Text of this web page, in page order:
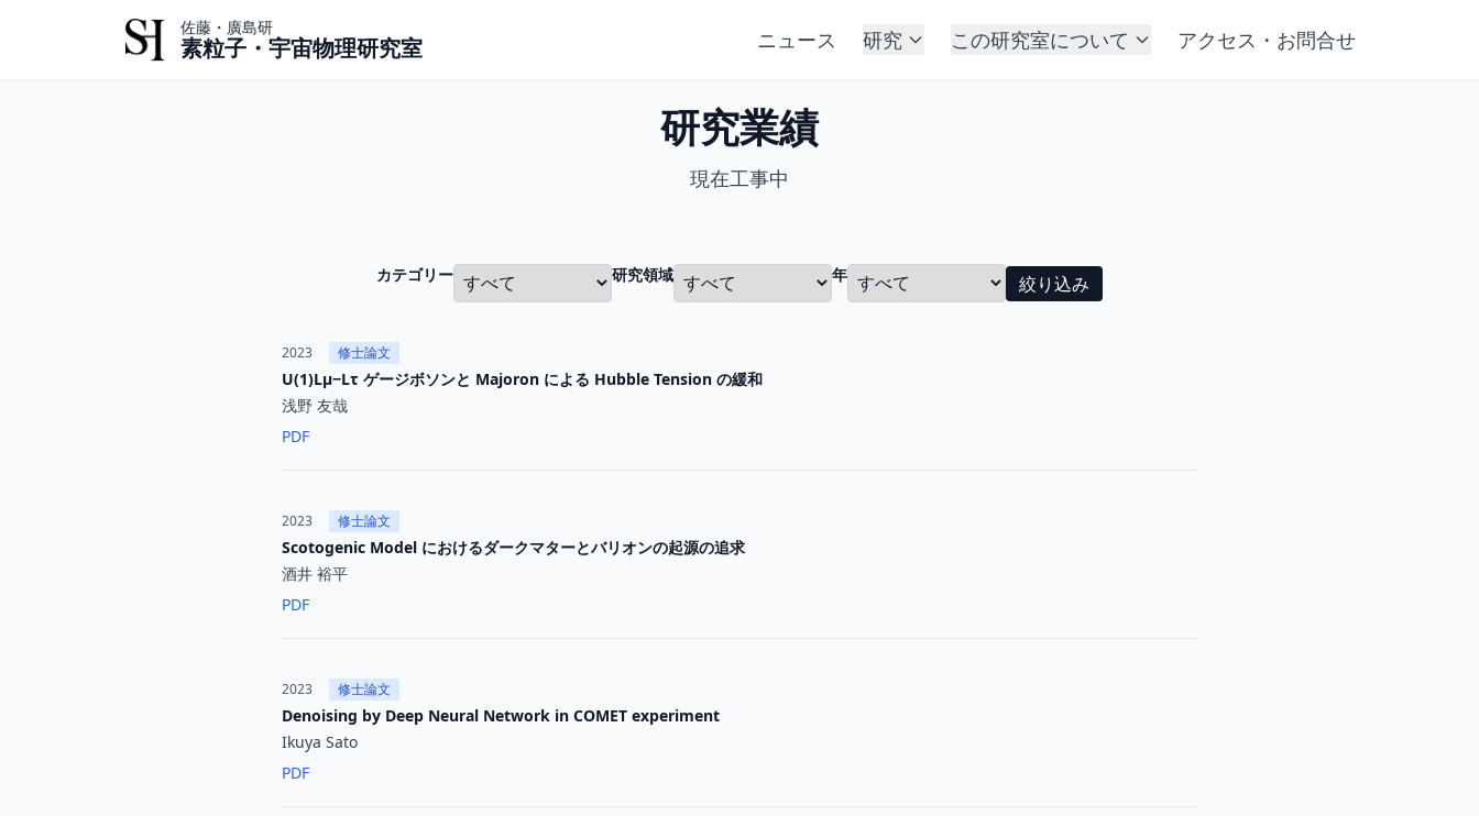
佐藤・廣島研
素粒子・宇宙物理研究室 ニュース 研究 この研究室について アクセス・お問合せ
研究業績
現在工事中
カテゴリー 研究領域 年 絞り込み
2023 修士論文
U(1)Lµ−Lτ ゲージボソンと Majoron による Hubble Tension の緩和
浅野 友哉
PDF
2023 修士論文
Scotogenic Model におけるダークマターとバリオンの起源の追求
酒井 裕平
PDF
2023 修士論文
Denoising by Deep Neural Network in COMET experiment
Ikuya Sato
PDF